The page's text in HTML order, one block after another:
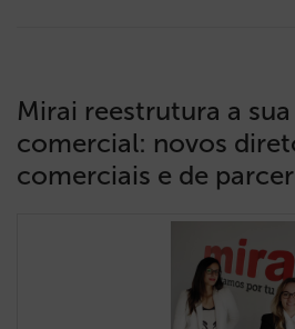
Mirai reestrutura a
comercial: novos
comerciais e de